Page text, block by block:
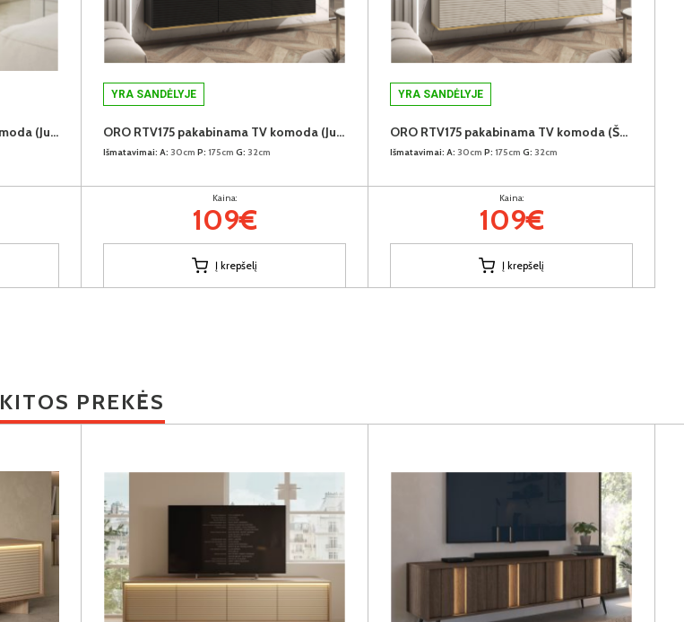
ORO RTV135 pakabinama TV komoda (Juoda)
YRA SANDĖLYJE
ORO RTV175 pakabinama TV komoda (Juoda)
Išmatavimai: A: 30cm P: 175cm G: 32cm
Kaina:
109€
Į krepšelį
YRA SANDĖLYJE
ORO RTV175 pakabinama TV komoda (Šviesiai ruda)
Išmatavimai: A: 30cm P: 175cm G: 32cm
Kaina:
109€
Į krepšelį
KITOS PREKĖS